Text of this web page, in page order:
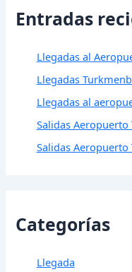
Entradas
Llegadas al
Llegadas
Llegadas al
Salidas Aeropuerto
Salidas Aeropuerto
Categorías
Llegada